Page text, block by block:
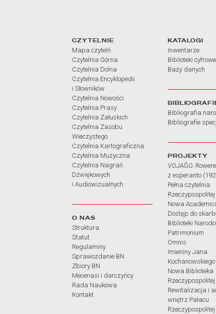
otwarciaLinki do
CZYTELNIE
Mapa czytelń
Czytelnia Górna
Czytelnia Dolna
Czytelnia Encyklopedii
i Słowników
Czytelnia Nowości
Czytelnia Prasy
Czytelnia Załuskich
Czytelnia Zasobu
Wieczystego
Czytelnia Kartograficzna
Czytelnia Muzyczna
Czytelnia Nagrań
Dźwiękowych
i Audiowizualnych
O NAS
Struktura
Statut
Regulaminy
Sprawozdanie BN
Zbiory BN
Mecenasi i darczyńcy
Rada Naukowa
Kontakt
KATALOGI
Inwentarze
Biblioteki cyfrowe
Bazy danych
Bibliografia
Bibliografie
PROJEKTY
VOJAĜO.
z esperanto
Pełna czytelnia
Rzeczypospolitej
Nowa
Dostęp do
Biblioteki
Patrimonium
Omnis
Imieniny Jana
Kochanowskiego
Nowa Biblioteka
Rzeczypospolitej
Rewitalizacja i
wnętrz Pałacu
Rzeczypospolitej